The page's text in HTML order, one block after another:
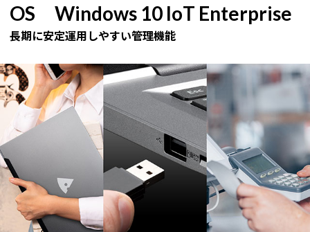
OS Windows 10 IoT Enterprise
長期に安定運用しやすい管理機能